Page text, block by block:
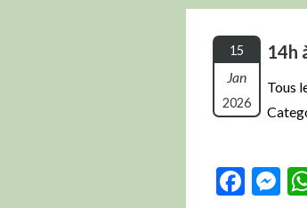
15
Jan
2026
14h
Tous